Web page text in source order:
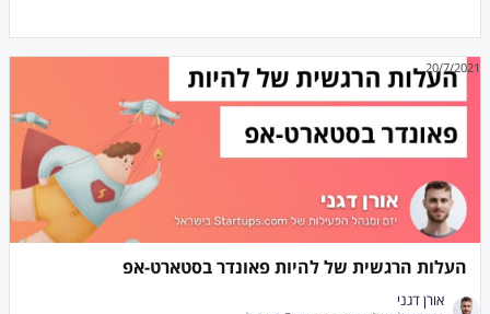
העלות הרגשית של להיות פאונדר בסטארט-אפ
אורן דגני
20/7/2021